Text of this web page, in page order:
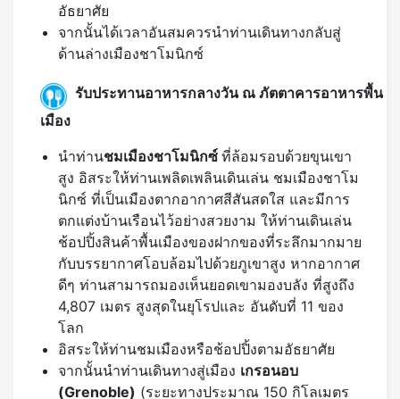
อัธยาศัย
จากนั้นได้เวลาอันสมควรนำท่านเดินทางกลับสู่
ด้านล่างเมืองชาโมนิกซ์
รับประทานอาหารกลางวัน ณ ภัตตาคารอาหารพื้น
เมือง
นำท่านชมเมืองชาโมนิกซ์ ที่ล้อมรอบด้วยขุนเขา
สูง อิสระให้ท่านเพลิดเพลินเดินเล่น ชมเมืองชาโม
นิกซ์ ที่เป็นเมืองตากอากาศสีสันสดใส และมีการ
ตกแต่งบ้านเรือนไว้อย่างสวยงาม ให้ท่านเดินเล่น
ช้อปปิ้งสินค้าพื้นเมืองของฝากของที่ระลึกมากมาย
กับบรรยากาศโอบล้อมไปด้วยภูเขาสูง หากอากาศ
ดีๆ ท่านสามารถมองเห็นยอดเขามองบลัง ที่สูงถึง
4,807 เมตร สูงสุดในยุโรปและ อันดับที่ 11 ของ
โลก
อิสระให้ท่านชมเมืองหรือช้อปปิ้งตามอัธยาศัย
จากนั้นนำท่านเดินทางสู่เมือง เกรอนอบ
(Grenoble) (ระยะทางประมาณ 150 กิโลเมตร